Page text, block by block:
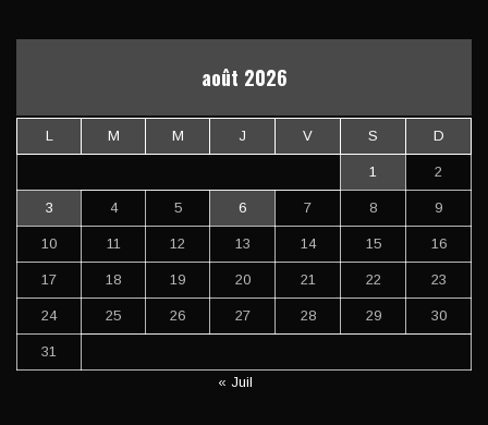
août 2026
L M M J V S D
1 2
3 4 5 6 7 8 9
10 11 12 13 14 15 16
17 18 19 20 21 22 23
24 25 26 27 28 29 30
31
« Juil